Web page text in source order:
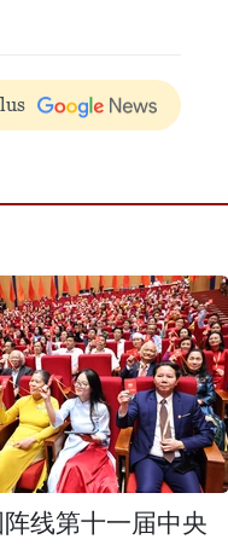
线第十一届中央